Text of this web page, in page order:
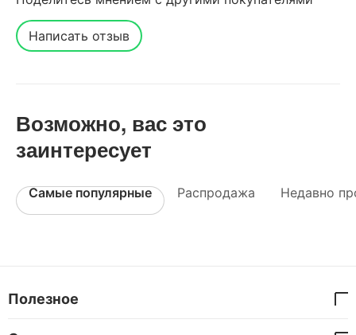
Написать отзыв
Возможно, вас это
заинтересует
Самые популярные Распродажа Недавно
Полезное